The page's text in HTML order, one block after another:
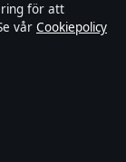
för att
vår Cookiepolicy